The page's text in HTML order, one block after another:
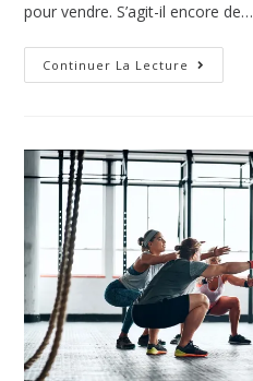
pour vendre. S’agit-il encore de…
Continuer La Lecture